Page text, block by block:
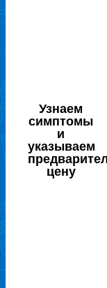
Узнаем
симптомы
и
указываем
цену